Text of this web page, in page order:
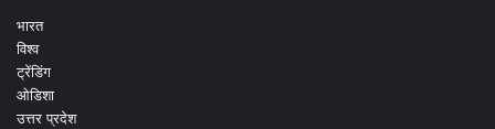
भारत
विश्व
ट्रेंडिंग
ओडिशा
उत्तर प्रदेश